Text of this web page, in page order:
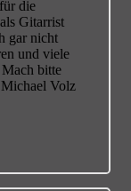
die
Gitarrist
gar nicht
und viele
Mach bitte
Volz